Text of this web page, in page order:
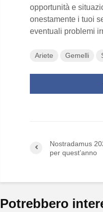
opportunità e
onestamente i tuoi
eventuali problemi
Ariete Gemelli
Nostradamus
per quest’anno
Potrebbero